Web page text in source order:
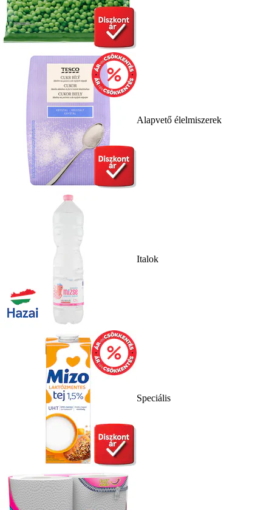
Alapvető élelmiszerek
Italok
Speciális